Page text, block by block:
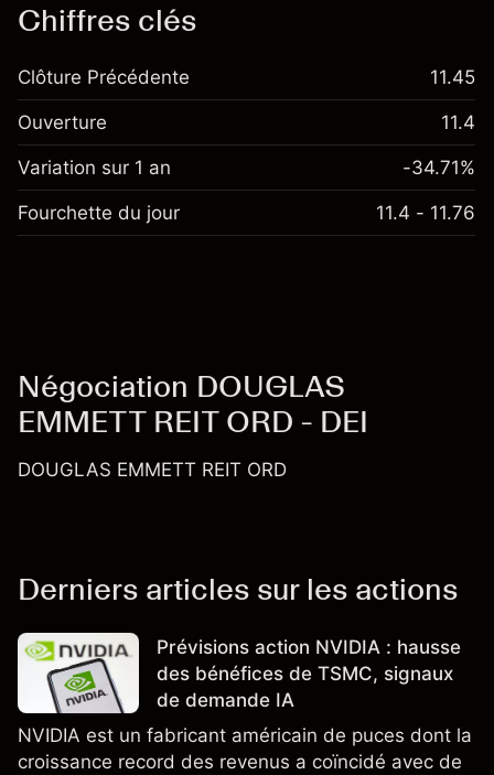
Chiffres clés
Clôture Précédente 11.45
Ouverture 11.4
Variation sur 1 an -34.71%
Fourchette du jour 11.4 - 11.76
Négociation DOUGLAS
EMMETT REIT ORD - DEI
DOUGLAS EMMETT REIT ORD
Derniers articles sur les actions
Prévisions action NVIDIA : hausse
des bénéfices de TSMC, signaux
de demande IA
NVIDIA est un fabricant américain de puces dont la
croissance record des revenus a coïncidé avec de